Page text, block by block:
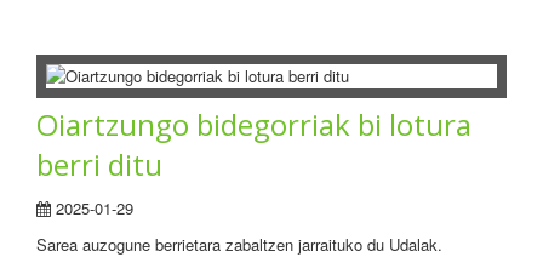
Oiartzungo bidegorriak bi lotura
berri ditu
2025-01-29
Sarea auzogune berrietara zabaltzen jarraituko du Udalak.